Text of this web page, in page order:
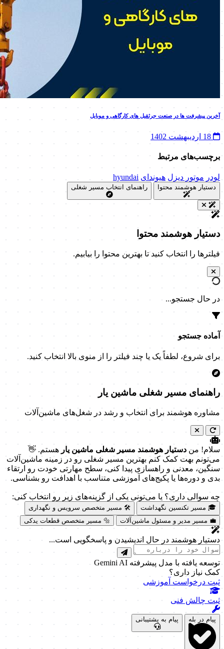
آخرین پیشرفت ها در صنعت جرثقیل های کارگاهی و موبایل
برچسب‌های مرتبط
لودر موتور دیزل هیوندای hyundai
دستیار هوشمند محتوا راهنمای انتخاب مسیر شغلی
دستیار هوشمند محتوا
فیلترها را انتخاب کنید تا بهترین محتوا را بیابیم.
در حال جستجو...
آماده جستجو
برای شروع، لطفاً یک یا چند فیلتر را از منوی بالا انتخاب کنید.
راهنمای مسیر شغلی ماشین یار
مشاوره هوشمند برای انتخاب و رشد در شغل‌های ماشین‌آلات
سلام! من دستیار هوشمند مسیر شغلی ماشین یار هستم. 👋
می‌تونم بهت کمک کنم بهترین مسیر شغلی رو در زمینه ماشین‌آلات
سنگین، معدنی و راهسازی پیدا کنی، سطح مهارتی خودت رو ارتقاء
بدی و دوره‌ها یا پکیج‌های آموزشی متناسب با اهدافت رو بشناسی.
چه سوالی داری؟ یا می‌تونی یکی از گزینه‌های زیر رو انتخاب کنی:
🎓 مسیر تکنسین نگهداشت
🛠️ مسیر متخصص سرویس و نگهداری
💼 مسیر مدیر و مسئول ماشین‌آلات
🔩 مسیر متخصص قطعات یدکی
دستیار هوشمند در حال اندیشیدن و پاسخگویی است...
توسعه یافته با مدل پیشرفته Gemini AI
کمک نیاز داری؟
ثبت درخواست آموزشی
ثبت چالش فنی
پیام در بله پیام به پشتیبانی